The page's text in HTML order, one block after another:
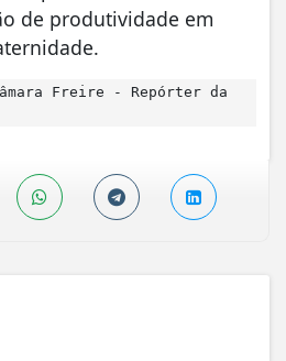
de produtividade em
Freire - Repórter da